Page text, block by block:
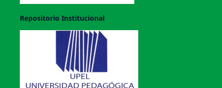
Repositorio Institucional